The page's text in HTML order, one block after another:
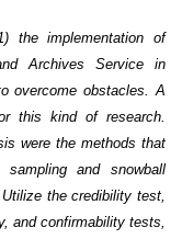
the implementation of
Archives Service in
overcome obstacles. A
this kind of research.
were the methods that
and snowball
the credibility test,
and confirmability tests,